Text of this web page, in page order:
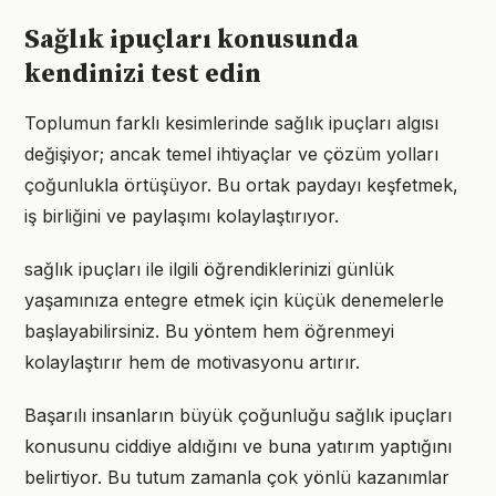
Sağlık ipuçları konusunda
kendinizi test edin
Toplumun farklı kesimlerinde sağlık ipuçları algısı
değişiyor; ancak temel ihtiyaçlar ve çözüm yolları
çoğunlukla örtüşüyor. Bu ortak paydayı keşfetmek,
iş birliğini ve paylaşımı kolaylaştırıyor.
sağlık ipuçları ile ilgili öğrendiklerinizi günlük
yaşamınıza entegre etmek için küçük denemelerle
başlayabilirsiniz. Bu yöntem hem öğrenmeyi
kolaylaştırır hem de motivasyonu artırır.
Başarılı insanların büyük çoğunluğu sağlık ipuçları
konusunu ciddiye aldığını ve buna yatırım yaptığını
belirtiyor. Bu tutum zamanla çok yönlü kazanımlar